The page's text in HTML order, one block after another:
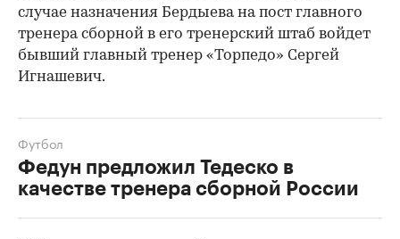
случае назначения Бердыева на пост главного
тренера сборной в его тренерский штаб войдет
бывший главный тренер «Торпедо» Сергей
Игнашевич.
Федун предложил Тедеско в
качестве тренера сборной России
Футбол